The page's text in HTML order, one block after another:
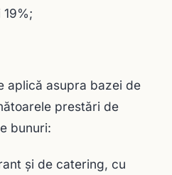
aplică asupra bazei de
prestări de
bunuri:
și de catering, cu